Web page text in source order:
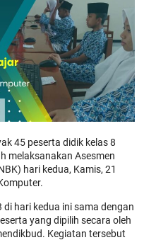
45 peserta didik kelas 8
melaksanakan Asesmen
hari kedua, Kamis, 21
hari kedua ini sama dengan
yang dipilih secara oleh
Kegiatan tersebut